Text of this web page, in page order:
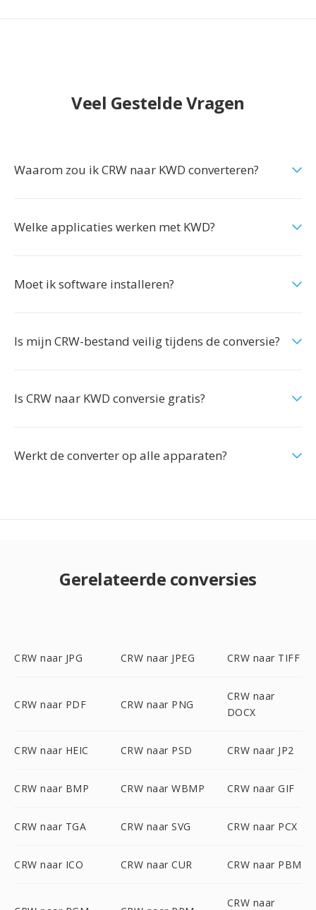
Veel Gestelde Vragen
Waarom zou ik CRW naar KWD converteren?
Welke applicaties werken met KWD?
Moet ik software installeren?
Is mijn CRW-bestand veilig tijdens de conversie?
Is CRW naar KWD conversie gratis?
Werkt de converter op alle apparaten?
Gerelateerde conversies
CRW naar JPG CRW naar JPEG CRW naar TIFF
CRW naar PDF CRW naar PNG
CRW naar
DOCX
CRW naar HEIC CRW naar PSD CRW naar JP2
CRW naar BMP CRW naar WBMP CRW naar GIF
CRW naar TGA CRW naar SVG CRW naar PCX
CRW naar ICO CRW naar CUR CRW naar PBM
CRW naar